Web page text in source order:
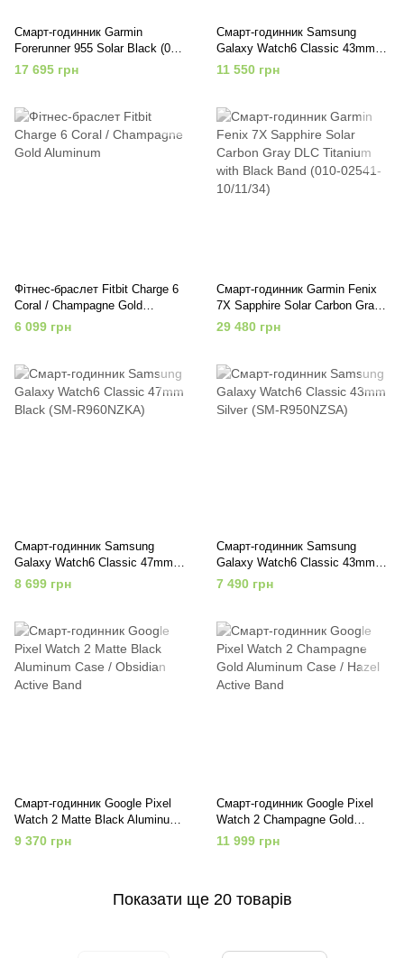
Смарт-годинник Garmin
Forerunner 955 Solar Black (010-
02638-00/20/H0)
17 695 грн
Смарт-годинник Samsung
Galaxy Watch6 Classic 43mm
eSIM Black (SM-R955FZKA)
11 550 грн
Фітнес-браслет Fitbit Charge 6
Coral / Champagne Gold
Aluminum
6 099 грн
Смарт-годинник Garmin Fenix
7X Sapphire Solar Carbon Gray
DLC Titanium with Black Band
(010-02541-10/11/34)
29 480 грн
Смарт-годинник Samsung
Galaxy Watch6 Classic 47mm
Black (SM-R960NZKA)
8 699 грн
Смарт-годинник Samsung
Galaxy Watch6 Classic 43mm
Silver (SM-R950NZSA)
7 490 грн
Смарт-годинник Google Pixel
Watch 2 Matte Black Aluminum
Case / Obsidian Active Band
9 370 грн
Смарт-годинник Google Pixel
Watch 2 Champagne Gold
Aluminum Case / Hazel Active
11 999 грн
Показати ще 20 товарів